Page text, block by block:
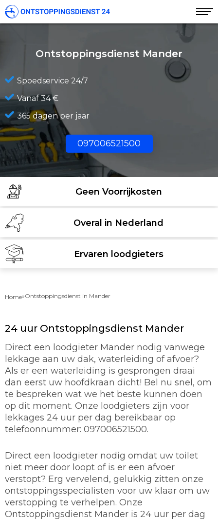
Ontstoppingsdienst Mander
Spoedservice 24/7
Vanaf 34 €
365 dagen per jaar
097006521500
Geen Voorrijkosten
Overal in Nederland
Ervaren loodgieters
Home»Ontstoppingsdienst in Mander
24 uur Ontstoppingsdienst Mander
Direct een loodgieter Mander nodig vanwege
lekkage aan uw dak, waterleiding of afvoer?
Als er een waterleiding is gesprongen draai
dan eerst uw hoofdkraan dicht! Bel nu snel, om
te bespreken wat we het beste kunnen doen
op dit moment. Onze loodgieters zijn voor
lekkages 24 uur per dag bereikbaar op
telefoonnummer: 097006521500.
Direct een loodgieter nodig omdat uw toilet
niet meer door loopt of is er een afvoer
verstopt? Erg vervelend, gelukkig zitten onze
ontstoppingsspecialisten voor uw klaar om uw
verstopping te verhelpen. Onze
Ontstoppingsdienst Mander is 24 uur per dag